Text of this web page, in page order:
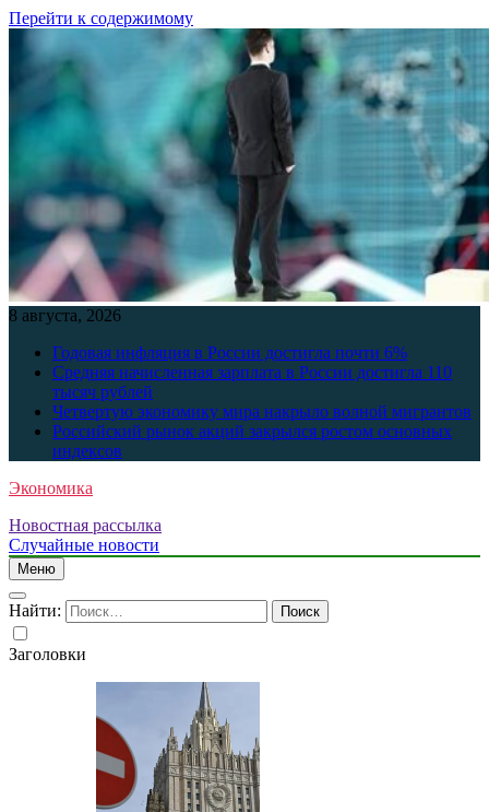
Перейти к содержимому
8 августа, 2026
Годовая инфляция в России достигла почти 6%
Средняя начисленная зарплата в России достигла 110
тысяч рублей
Четвертую экономику мира накрыло волной мигрантов
Российский рынок акций закрылся ростом основных
индексов
Экономика
Новостная рассылка
Случайные новости
Меню
Найти:
Заголовки